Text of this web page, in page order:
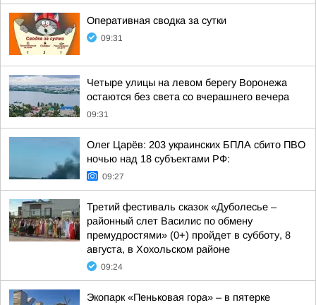
Оперативная сводка за сутки
09:31
Четыре улицы на левом берегу Воронежа
остаются без света со вчерашнего вечера
09:31
Олег Царёв: 203 украинских БПЛА сбито ПВО
ночью над 18 субъектами РФ:
09:27
Третий фестиваль сказок «Дуболесье –
районный слет Василис по обмену
премудростями» (0+) пройдет в субботу, 8
августа, в Хохольском районе
09:24
Экопарк «Пеньковая гора» – в пятерке